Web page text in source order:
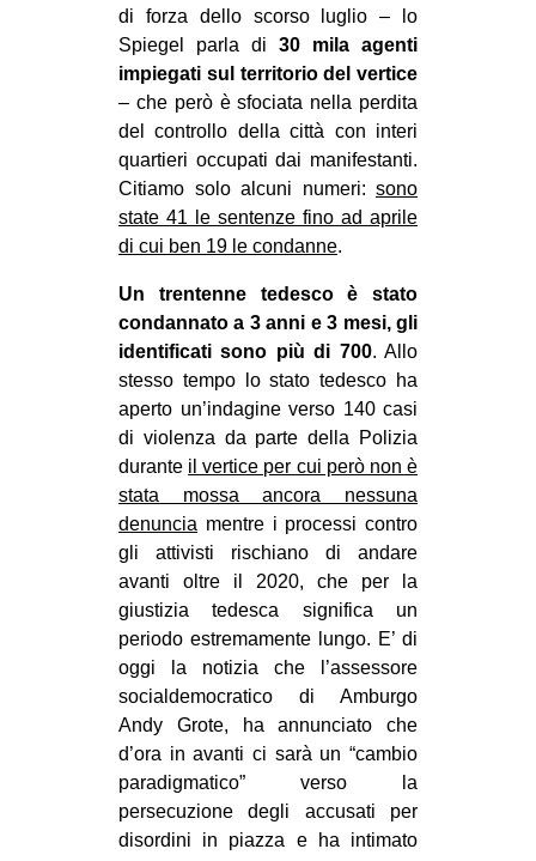
bsky
SEARCH
di forza dello scorso luglio – lo
Spiegel parla di 30 mila agenti
impiegati sul territorio del vertice
– che però è sfociata nella perdita
del controllo della città con interi
quartieri occupati dai manifestanti.
Citiamo solo alcuni numeri: sono
state 41 le sentenze fino ad aprile
di cui ben 19 le condanne.
Un trentenne tedesco è stato
condannato a 3 anni e 3 mesi, gli
identificati sono più di 700. Allo
stesso tempo lo stato tedesco ha
aperto un’indagine verso 140 casi
di violenza da parte della Polizia
durante il vertice per cui però non è
stata mossa ancora nessuna
denuncia mentre i processi contro
gli attivisti rischiano di andare
avanti oltre il 2020, che per la
giustizia tedesca significa un
periodo estremamente lungo. E’ di
oggi la notizia che l’assessore
socialdemocratico di Amburgo
Andy Grote, ha annunciato che
d’ora in avanti ci sarà un “cambio
paradigmatico” verso la
persecuzione degli accusati per
disordini in piazza e ha intimato